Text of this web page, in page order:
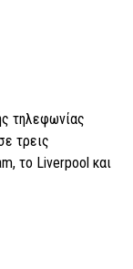
τηλεφωνίας
τρεις
το Liverpool και